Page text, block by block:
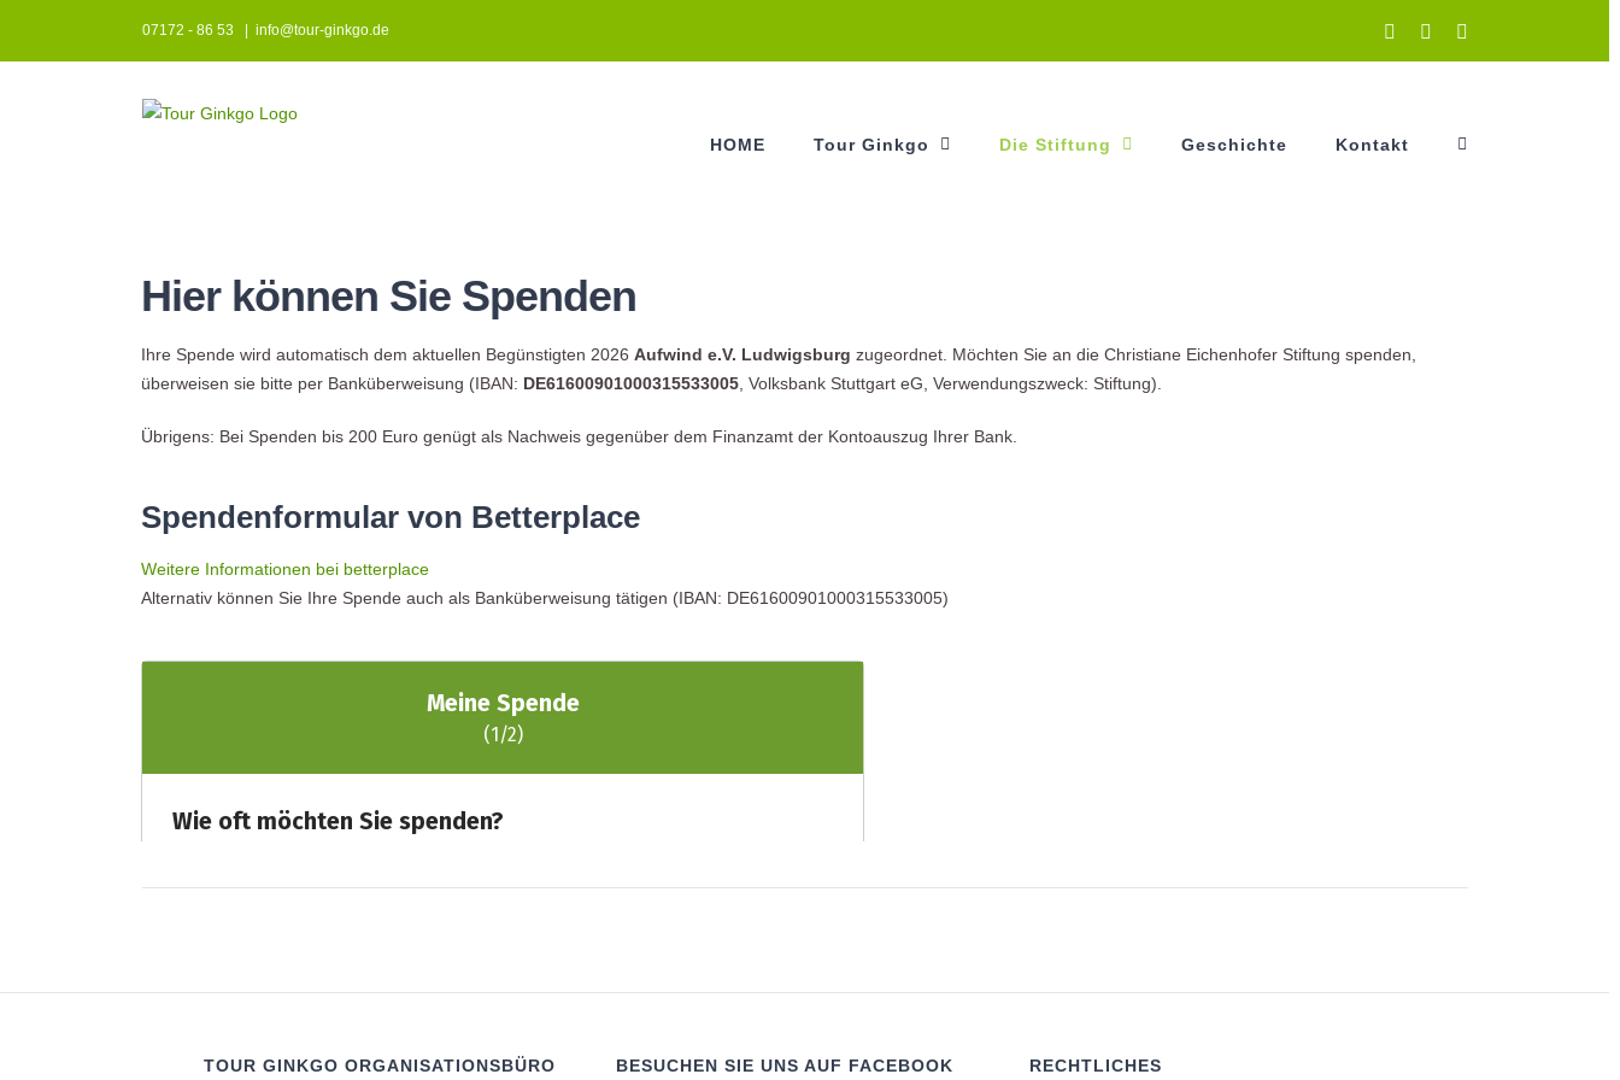
07172 - 86 53 info@tour-ginkgo.de InstagramFacebook
HOME Tour Ginkgo Die Stiftung Geschichte Kontakt
Hier können Sie Spenden
Ihre Spende wird automatisch dem aktuellen Begünstigten 2026Aufwind e.V. Ludwigsburg zugeordnet. Möchten Sie an die Christiane Eichenhofer Stiftung spenden,
überweisen sie bitte per Banküberweisung (IBAN: DE61600901000315533005, Volksbank Stuttgart eG, Verwendungszweck: Stiftung).
Übrigens: Bei Spenden bis 200 Euro genügt als Nachweis gegenüber dem Finanzamt der Kontoauszug Ihrer Bank.
Spendenformular von Betterplace
Weitere Informationen bei betterplace
Alternativ können Sie Ihre Spende auch als Banküberweisung tätigen (IBAN: DE61600901000315533005)
TOUR GINKGO ORGANISATIONSBÜRO BESUCHEN SIE UNS AUF FACEBOOK RECHTLICHES